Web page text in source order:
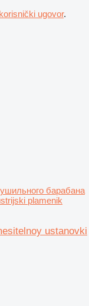
korisnički ugovor.
барабана
plamenik
ustanovki